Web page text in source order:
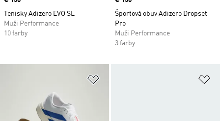
Tenisky Adizero EVO SL
Muži Performance
10 farby
Športová obuv Adizero Dropset
Pro
Muži Performance
3 farby
Pridať do zoznamu želaných